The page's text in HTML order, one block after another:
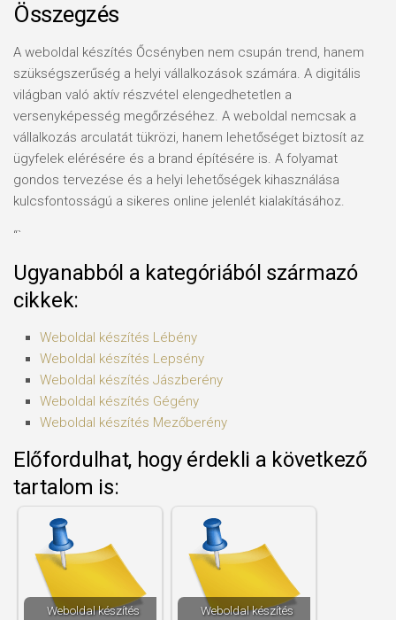
Összegzés
A weboldal készítés Őcsényben nem csupán trend, hanem
szükségszerűség a helyi vállalkozások számára. A digitális
világban való aktív részvétel elengedhetetlen a
versenyképesség megőrzéséhez. A weboldal nemcsak a
vállalkozás arculatát tükrözi, hanem lehetőséget biztosít az
ügyfelek elérésére és a brand építésére is. A folyamat
gondos tervezése és a helyi lehetőségek kihasználása
kulcsfontosságú a sikeres online jelenlét kialakításához.
“`
Ugyanabból a kategóriából származó
cikkek:
Weboldal készítés​ Lébény
Weboldal készítés​ Lepsény
Weboldal készítés​ Jászberény
Weboldal készítés​ Gégény
Weboldal készítés​ Mezőberény
Előfordulhat, hogy érdekli a következő
tartalom is:
Weboldal készítés​
Weboldal készítés​